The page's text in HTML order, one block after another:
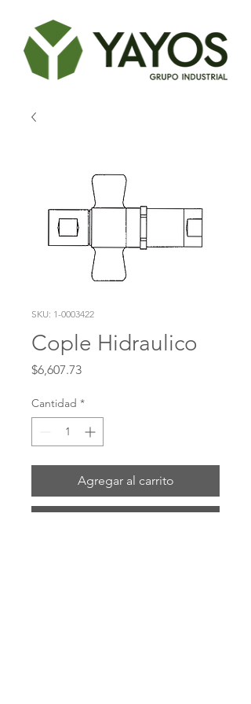
SKU: 1-0003422
Cople Hidraulico
$6,607.73Precio
Cantidad *
Agregar al carrito